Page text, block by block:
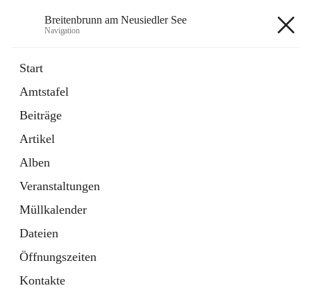
Breitenbrunn am Neusiedler See
Navigation
Start
Amtstafel
Beiträge
Artikel
Alben
Veranstaltungen
Müllkalender
Dateien
Öffnungszeiten
Kontakte
18 Schnellzugriffe
Gemeindeservice